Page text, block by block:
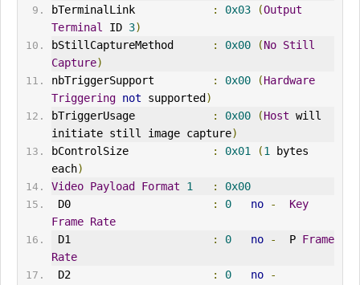
bTerminalLink
: 0x03 (Output
Terminal
ID 3)
bStillCaptureMethod
: 0x00 (No Still
Capture)
nbTriggerSupport
: 0x00 (Hardware
Triggering not supported )
bTriggerUsage
: 0x00 (Host will
initiate still image capture)
bControlSize
: 0x01 (1
bytes
each)
Video Payload Format 1 :
0x00
D0
: 0 no -
Key
Frame Rate
D1
: 0 no -
  P
Frame
Rate
D2
: 0 no
-